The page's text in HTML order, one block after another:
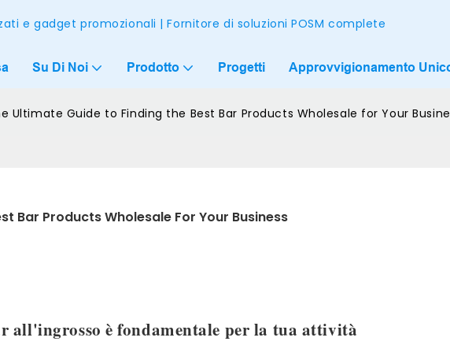
e gadget promozionali | Fornitore di soluzioni POSM complete
Su Di Noi Prodotto Progetti Approvvigionamento
Ultimate Guide to Finding the Best Bar Products Wholesale for Your
Bar Products Wholesale For Your Business
all'ingrosso è fondamentale per la tua attività